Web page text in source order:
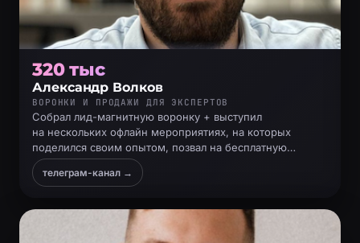
320 тыс
Александр Волков
ВОРОНКИ И ПРОДАЖИ ДЛЯ ЭКСПЕРТОВ
Собрал лид-магнитную воронку + выступил
на нескольких офлайн мероприятиях, на которых
поделился своим опытом, позвал на бесплатную
консультацию, созвонился с заинтересованными
и продал
телеграм-канал →